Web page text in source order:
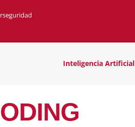
Inteligencia Artificial